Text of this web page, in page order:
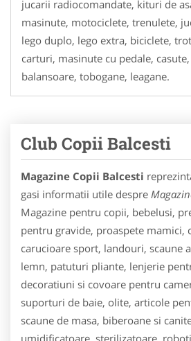
jucarii radiocomandate, kituri de
masinute, motociclete, trenulete,
lego duplo, lego extra, biciclete,
carturi, masinute cu pedale,
balansoare, tobogane, leagane.
Club Copii Balcesti
Magazine Copii Balcesti
gasi informatii utile despre
Magazine pentru copii, bebelusi,
pentru gravide, proaspete mamici,
carucioare sport, landouri, scaune
lemn, patuturi pliante, lenjerie
decoratiuni si covoare pentru
suporturi de baie, olite, articole
scaune de masa, biberoane si
umidificatoare, sterilizatoare,